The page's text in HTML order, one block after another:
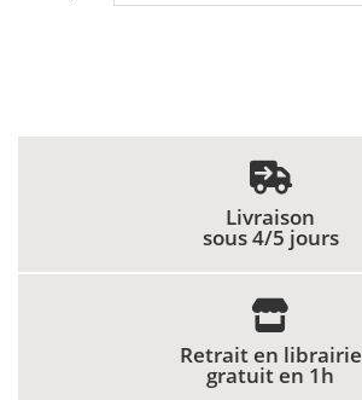
Livraison
sous 4/5 jours
Retrait en librairie
gratuit en 1h